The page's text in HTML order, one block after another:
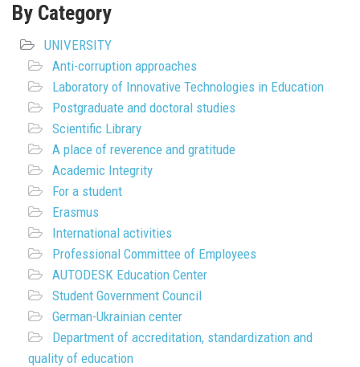
By Category
UNIVERSITY
Anti-corruption approaches
Laboratory of Innovative Technologies in Education
Postgraduate and doctoral studies
Scientific Library
A place of reverence and gratitude
Academic Integrity
For a student
Erasmus
International activities
Professional Committee of Employees
AUTODESK Education Center
Student Government Council
German-Ukrainian center
Department of accreditation, standardization and
quality of education